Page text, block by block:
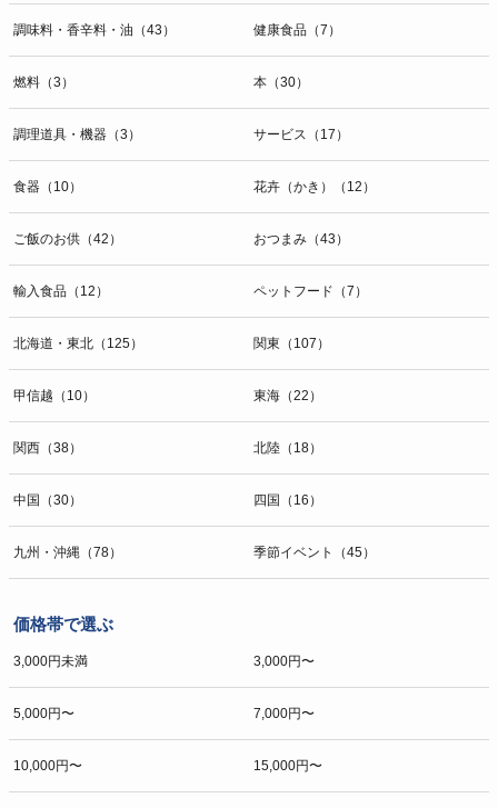
〒106-0044 東京都港区東麻布一丁目２７番１号 東麻布食文化ビル４
ＦＡＸ：047-401-6847
調味料・香辛料・油（43） 健康食品（7）
燃料（3） 本（30）
調理道具・機器（3） サービス（17）
食器（10） 花卉（かき）（12）
ご飯のお供（42） おつまみ（43）
輸入食品（12） ペットフード（7）
北海道・東北（125） 関東（107）
甲信越（10） 東海（22）
関西（38） 北陸（18）
中国（30） 四国（16）
九州・沖縄（78） 季節イベント（45）
価格帯で選ぶ
3,000円未満 3,000円〜
5,000円〜 7,000円〜
10,000円〜 15,000円〜